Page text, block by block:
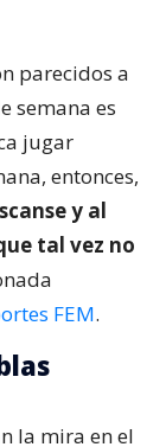
parecidos a
semana es
jugar
entonces,
y al
tal vez no
FEM.
la mira en el